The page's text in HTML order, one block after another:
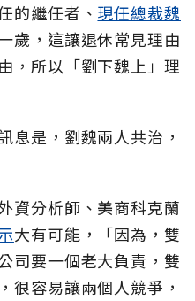
的繼任者、 現任總裁魏
歲，這讓退休常見理由
，所以「劉下魏上」理
息是，劉魏兩人共治，
資分析師、美商科克蘭
大有可能，「因為，雙
司要一個老大負責，雙
很容易讓兩個人競爭，